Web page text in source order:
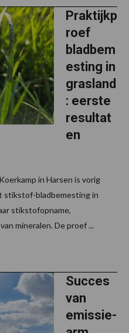
Praktijkp
roef
bladbem
esting in
grasland
: eerste
resultat
en
in Harsen is vorig
stikstof-bladbemesting in
stikstofopname,
mineralen. De proef ...
Succes
van
emissie-